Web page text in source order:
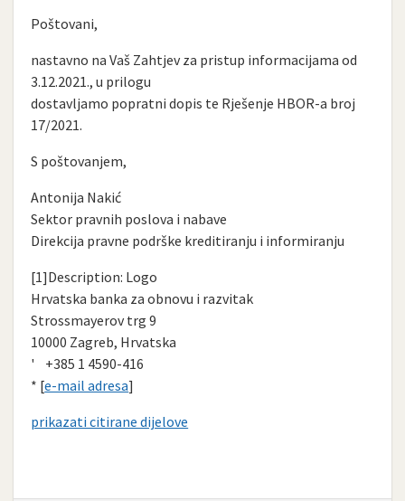
Poštovani,
nastavno na Vaš Zahtjev za pristup informacijama od
3.12.2021., u prilogu
dostavljamo popratni dopis te Rješenje HBOR-a broj
17/2021.
S poštovanjem,
Antonija Nakić
Sektor pravnih poslova i nabave
Direkcija pravne podrške kreditiranju i informiranju
[1]Description: Logo
Hrvatska banka za obnovu i razvitak
Strossmayerov trg 9
10000 Zagreb, Hrvatska
' +385 1 4590-416
* [e-mail adresa]
prikazati citirane dijelove